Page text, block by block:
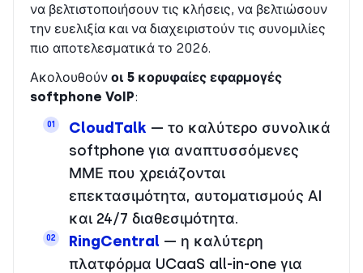
να βελτιστοποιήσουν τις κλήσεις, να βελτιώσουν
την ευελιξία και να διαχειριστούν τις συνομιλίες
πιο αποτελεσματικά το 2026.
Ακολουθούν οι 5 κορυφαίες εφαρμογές
softphone VoIP:
01 CloudTalk — το καλύτερο συνολικά
softphone για αναπτυσσόμενες
ΜΜΕ που χρειάζονται
επεκτασιμότητα, αυτοματισμούς AI
και 24/7 διαθεσιμότητα.
02 RingCentral — η καλύτερη
πλατφόρμα UCaaS all-in-one για